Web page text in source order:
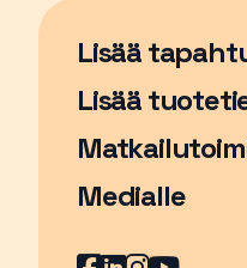
Lisää
Sivu avautuu
Lisää
Medialle